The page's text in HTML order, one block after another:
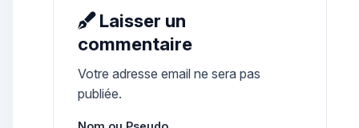
Laisser un
commentaire
Votre adresse email ne sera pas
publiée.